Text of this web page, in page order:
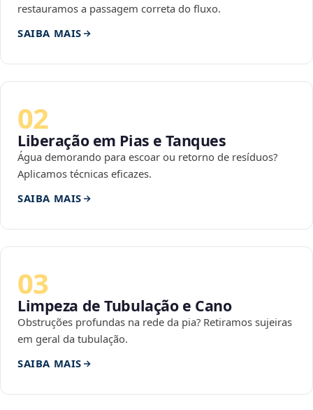
restauramos a passagem correta do fluxo.
SAIBA MAIS
02
Liberação em Pias e Tanques
Água demorando para escoar ou retorno de resíduos?
Aplicamos técnicas eficazes.
SAIBA MAIS
03
Limpeza de Tubulação e Cano
Obstruções profundas na rede da pia? Retiramos sujeiras
em geral da tubulação.
SAIBA MAIS